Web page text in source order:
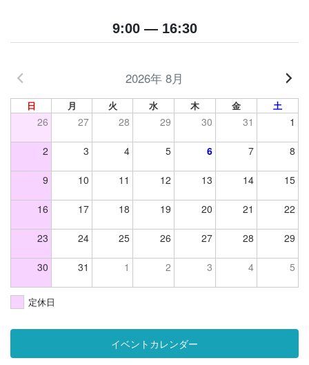
9:00 — 16:30
2026年 8月
日 月 火 水 木 金 土
26 27 28 29 30 31 1
2 3 4 5 6 7 8
9 10 11 12 13 14 15
16 17 18 19 20 21 22
23 24 25 26 27 28 29
30 31 1 2 3 4 5
定休日
イベントカレンダー